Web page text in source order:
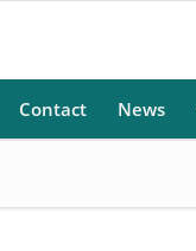
Contact News